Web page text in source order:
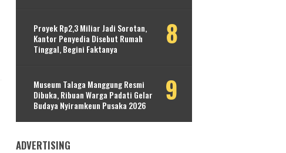
Proyek Rp2,3 Miliar Jadi Sorotan,
Kantor Penyedia Disebut Rumah
Tinggal, Begini Faktanya
Museum Talaga Manggung Resmi
Dibuka, Ribuan Warga Padati Gelar
Budaya Nyiramkeun Pusaka 2026
ADVERTISING